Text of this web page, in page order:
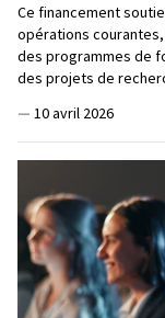
Ce financement
opérations
des programmes de
des projets de
— 10 avril 2026